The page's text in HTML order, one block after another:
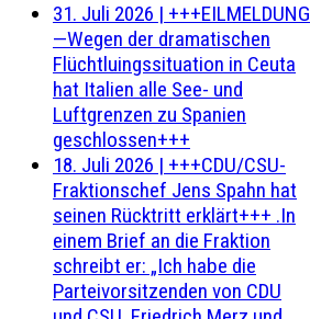
31. Juli 2026 | +++EILMELDUNG
—Wegen der dramatischen
Flüchtluingssituation in Ceuta
hat Italien alle See- und
Luftgrenzen zu Spanien
geschlossen+++
18. Juli 2026 | +++CDU/CSU-
Fraktionschef Jens Spahn hat
seinen Rücktritt erklärt+++ .In
einem Brief an die Fraktion
schreibt er: „Ich habe die
Parteivorsitzenden von CDU